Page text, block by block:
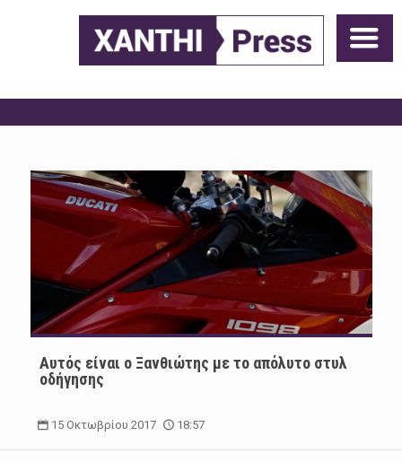
Αυτός είναι ο Ξανθιώτης με το απόλυτο στυλ
οδήγησης
15 Οκτωβρίου 2017 18:57